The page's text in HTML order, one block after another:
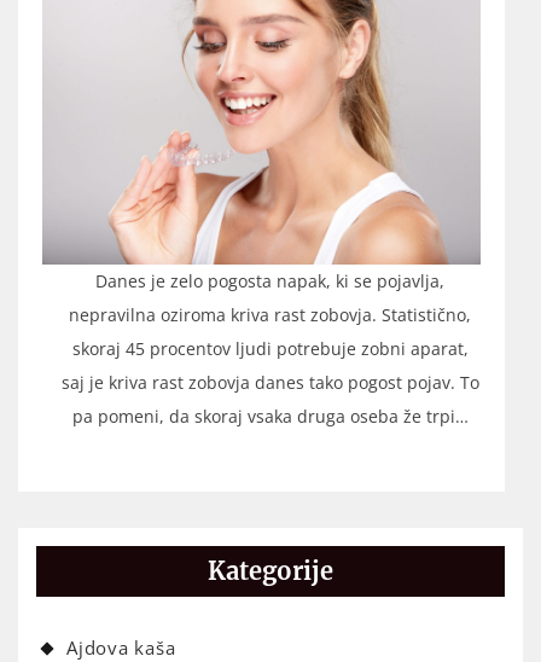
Danes je zelo pogosta napak, ki se pojavlja,
nepravilna oziroma kriva rast zobovja. Statistično,
skoraj 45 procentov ljudi potrebuje zobni aparat,
saj je kriva rast zobovja danes tako pogost pojav. To
pa pomeni, da skoraj vsaka druga oseba že trpi…
Kategorije
Ajdova kaša